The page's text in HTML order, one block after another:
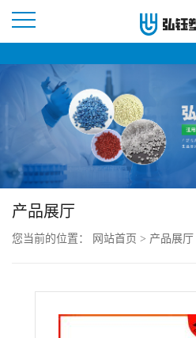
页
公
产品展厅
您当前的位置： 网站首页 > 产品展厅